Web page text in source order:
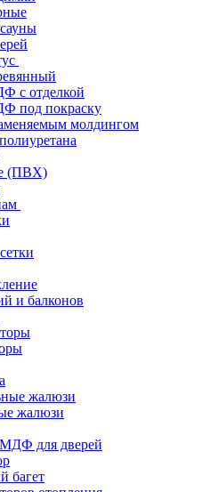
с отделкой
под покраску
молдингом
(ПВХ)
и балконов
жалюзи
жалюзи
для дверей
багет